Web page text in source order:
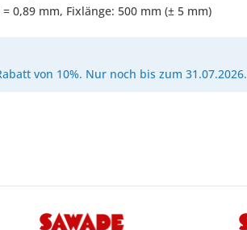
0,89 mm, Fixlänge: 500 mm (± 5 mm)
von 10%. Nur noch bis zum 31.07.2026.